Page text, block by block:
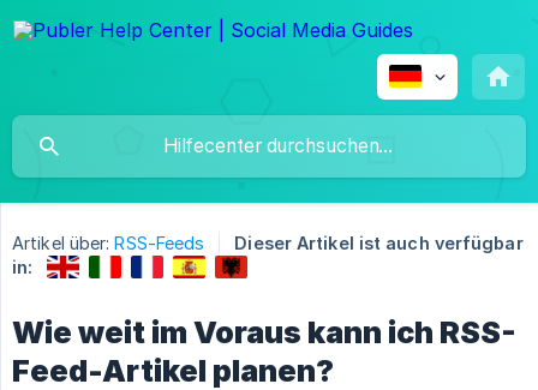
Artikel über: RSS-Feeds
Dieser Artikel ist auch verfügbar
in:
Wie weit im Voraus kann ich RSS-
Feed-Artikel planen?